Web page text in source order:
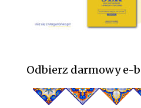
Odbierz darmowy e-